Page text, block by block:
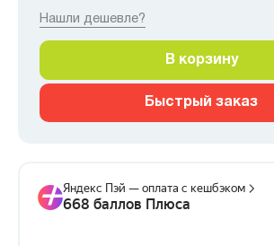
Нашли дешевле?
В корзину
Быстрый заказ